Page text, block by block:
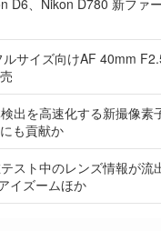
サイズ向けAF 40mm
出を高速化する新撮像素
も貢献か
スト中のレンズ情報が流
イズームほか